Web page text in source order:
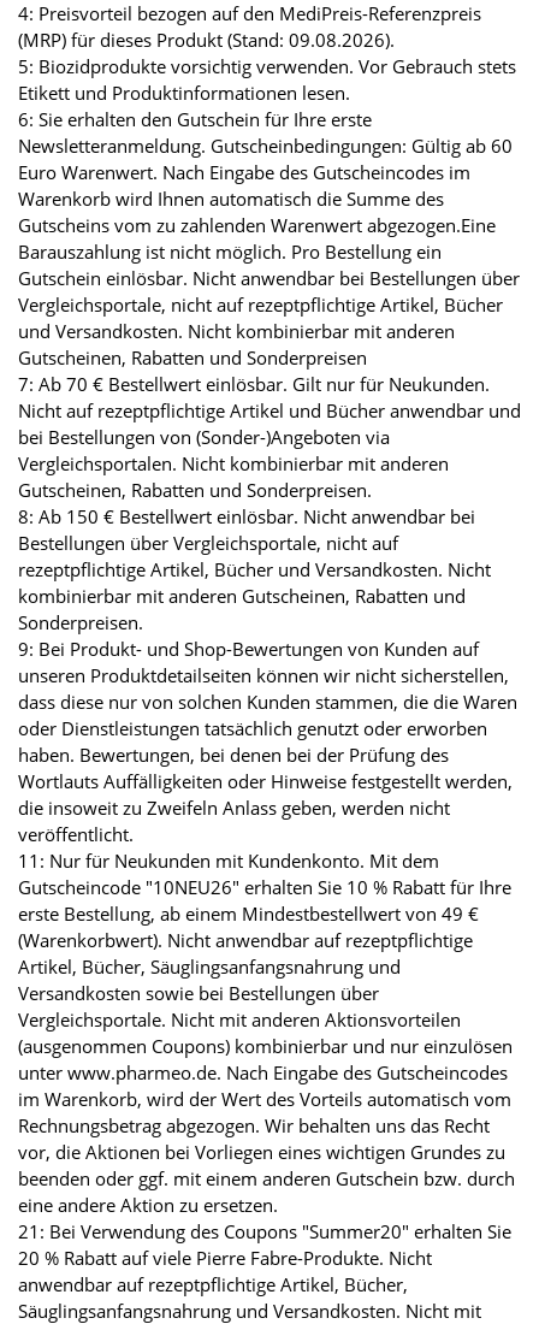
4: Preisvorteil bezogen auf den MediPreis-Referenzpreis
(MRP) für dieses Produkt (Stand: 09.08.2026).
5: Biozidprodukte vorsichtig verwenden. Vor Gebrauch stets
Etikett und Produktinformationen lesen.
6: Sie erhalten den Gutschein für Ihre erste
Newsletteranmeldung. Gutscheinbedingungen: Gültig ab 60
Euro Warenwert. Nach Eingabe des Gutscheincodes im
Warenkorb wird Ihnen automatisch die Summe des
Gutscheins vom zu zahlenden Warenwert abgezogen.Eine
Barauszahlung ist nicht möglich. Pro Bestellung ein
Gutschein einlösbar. Nicht anwendbar bei Bestellungen über
Vergleichsportale, nicht auf rezeptpflichtige Artikel, Bücher
und Versandkosten. Nicht kombinierbar mit anderen
Gutscheinen, Rabatten und Sonderpreisen
7: Ab 70 € Bestellwert einlösbar. Gilt nur für Neukunden.
Nicht auf rezeptpflichtige Artikel und Bücher anwendbar und
bei Bestellungen von (Sonder-)Angeboten via
Vergleichsportalen. Nicht kombinierbar mit anderen
Gutscheinen, Rabatten und Sonderpreisen.
8: Ab 150 € Bestellwert einlösbar. Nicht anwendbar bei
Bestellungen über Vergleichsportale, nicht auf
rezeptpflichtige Artikel, Bücher und Versandkosten. Nicht
kombinierbar mit anderen Gutscheinen, Rabatten und
Sonderpreisen.
9: Bei Produkt- und Shop-Bewertungen von Kunden auf
unseren Produktdetailseiten können wir nicht sicherstellen,
dass diese nur von solchen Kunden stammen, die die Waren
oder Dienstleistungen tatsächlich genutzt oder erworben
haben. Bewertungen, bei denen bei der Prüfung des
Wortlauts Auffälligkeiten oder Hinweise festgestellt werden,
die insoweit zu Zweifeln Anlass geben, werden nicht
veröffentlicht.
11: Nur für Neukunden mit Kundenkonto. Mit dem
Gutscheincode "10NEU26" erhalten Sie 10 % Rabatt für Ihre
erste Bestellung, ab einem Mindestbestellwert von 49 €
(Warenkorbwert). Nicht anwendbar auf rezeptpflichtige
Artikel, Bücher, Säuglingsanfangsnahrung und
Versandkosten sowie bei Bestellungen über
Vergleichsportale. Nicht mit anderen Aktionsvorteilen
(ausgenommen Coupons) kombinierbar und nur einzulösen
unter www.pharmeo.de. Nach Eingabe des Gutscheincodes
im Warenkorb, wird der Wert des Vorteils automatisch vom
Rechnungsbetrag abgezogen. Wir behalten uns das Recht
vor, die Aktionen bei Vorliegen eines wichtigen Grundes zu
beenden oder ggf. mit einem anderen Gutschein bzw. durch
eine andere Aktion zu ersetzen.
21: Bei Verwendung des Coupons "Summer20" erhalten Sie
20 % Rabatt auf viele Pierre Fabre-Produkte. Nicht
anwendbar auf rezeptpflichtige Artikel, Bücher,
Säuglingsanfangsnahrung und Versandkosten. Nicht mit